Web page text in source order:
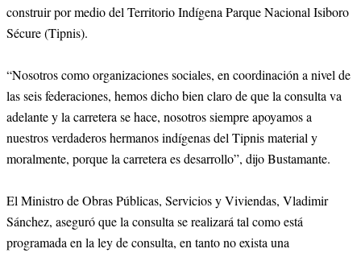
construir por medio del Territorio Indígena Parque Nacional Isiboro
Sécure (Tipnis).
“Nosotros como organizaciones sociales, en coordinación a nivel de
las seis federaciones, hemos dicho bien claro de que la consulta va
adelante y la carretera se hace, nosotros siempre apoyamos a
nuestros verdaderos hermanos indígenas del Tipnis material y
moralmente, porque la carretera es desarrollo”, dijo Bustamante.
El Ministro de Obras Públicas, Servicios y Viviendas, Vladimir
Sánchez, aseguró que la consulta se realizará tal como está
programada en la ley de consulta, en tanto no exista una